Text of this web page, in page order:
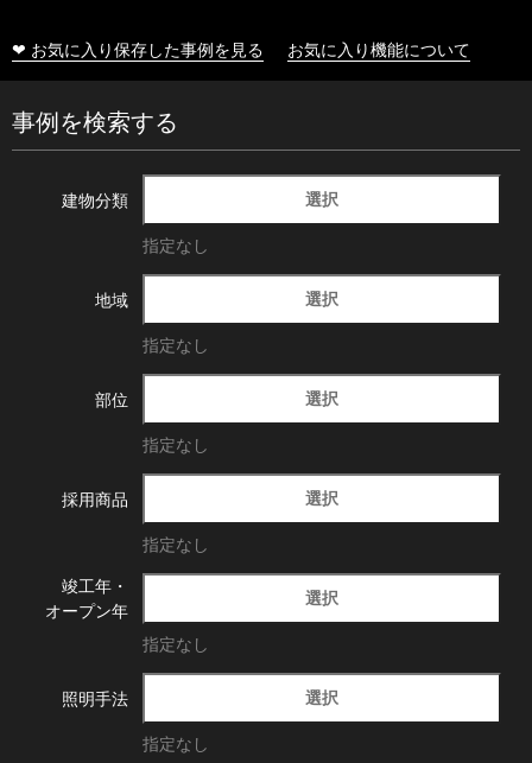
❤ お気に入り保存した事例を見る お気に入り機能について
事例を検索する
建物分類 選択
指定なし
地域 選択
指定なし
部位 選択
指定なし
採用商品 選択
指定なし
竣工年・
オープン年
選択
指定なし
照明手法 選択
指定なし